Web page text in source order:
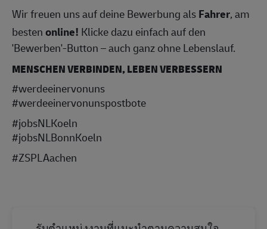
Wir freuen uns auf deine Bewerbung alsFahrer, am
bestenonline! Klicke dazu einfach auf den
'Bewerben'-Button – auch ganz ohne Lebenslauf.
MENSCHEN VERBINDEN, LEBEN VERBESSERN
#werdeeinervonuns
#werdeeinervonunspostbote
#jobsNLKoeln
#jobsNLBonnKoeln
#ZSPLAachen